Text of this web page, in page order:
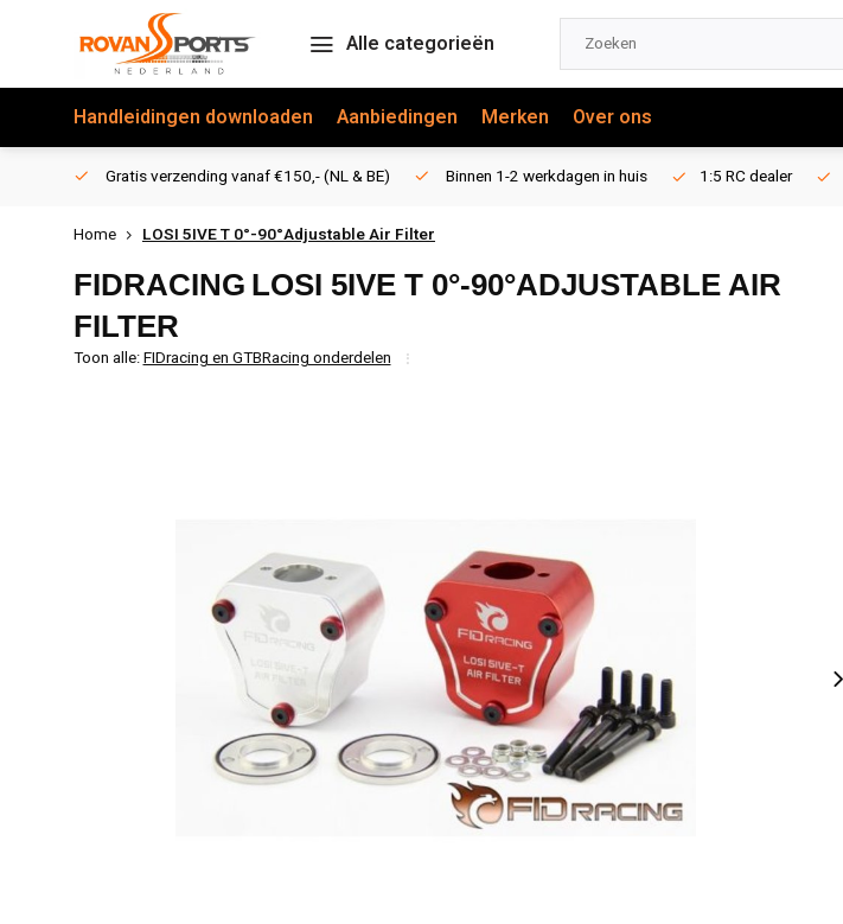
Alle categorieën
Handleidingen downloaden Aanbiedingen Merken Over ons
Gratis verzending vanaf €150,- (NL & BE) Binnen 1-2 werkdagen in huis 1:5 RC dealer
Home LOSI 5IVE T 0°-90°Adjustable Air Filter
FIDRACING LOSI 5IVE T 0°-90°ADJUSTABLE AIR
FILTER
Toon alle:FIDracing en GTBRacing onderdelen